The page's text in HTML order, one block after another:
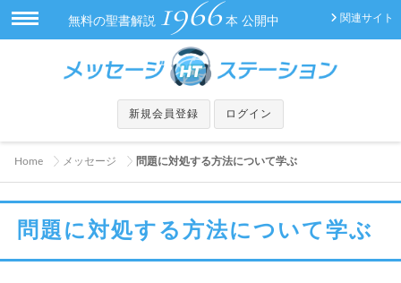
関連サイト
無料の聖書解説 1966 本 公開中
新規会員登録 ログイン
Home メッセージ 問題に対処する方法について学ぶ
問題に対処する方法について学ぶ